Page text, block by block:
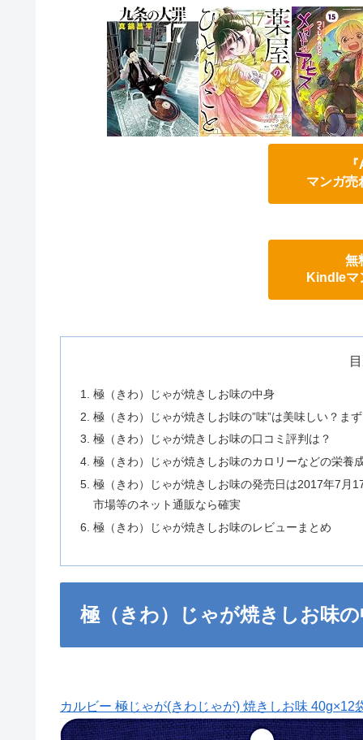
マンガ売
無
Kindleマ
極（きわ）じゃが焼きしお味の中身
極（きわ）じゃが焼きしお味の”味”は美味しい？ま
極（きわ）じゃが焼きしお味の口コミ評判は？
極（きわ）じゃが焼きしお味のカロリーなどの栄養
極（きわ）じゃが焼きしお味の発売日は2017年7月
市場等のネット通販なら確実
極（きわ）じゃが焼きしお味のレビューまとめ
極（きわ）じゃが焼きしお味
カルビー 極じゃが(きわじゃが) 焼きしお味 40g×12